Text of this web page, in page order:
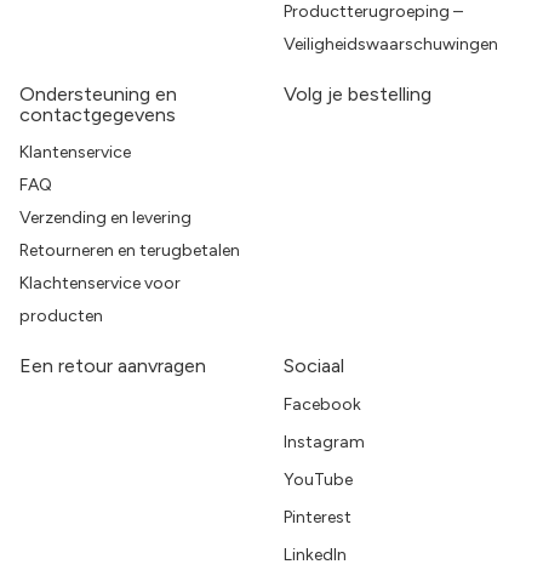
Productterugroeping –
Veiligheidswaarschuwingen
Ondersteuning en
contactgegevens
Klantenservice
FAQ
Verzending en levering
Retourneren en terugbetalen
Klachtenservice voor
producten
Volg je bestelling
Een retour aanvragen Sociaal
Facebook
Instagram
YouTube
Pinterest
LinkedIn